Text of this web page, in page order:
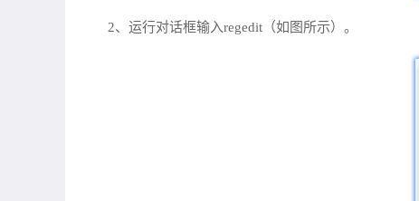
2、运行对话框输入regedit（如图所示）。